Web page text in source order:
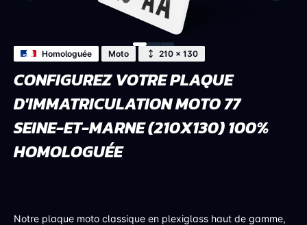
Homologuée Moto 210 × 130
CONFIGUREZ VOTRE PLAQUE
D'IMMATRICULATION MOTO 77
SEINE-ET-MARNE (210X130) 100%
HOMOLOGUÉE
Notre plaque moto classique en plexiglass haut de gamme,